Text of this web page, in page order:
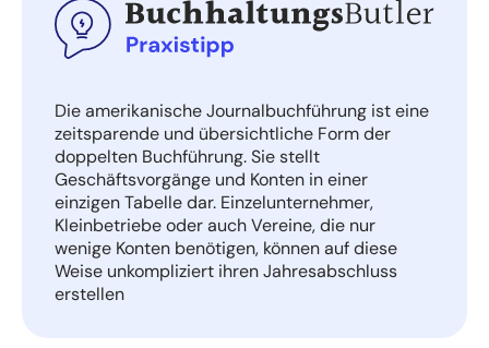
Die amerikanische Journalbuchführung ist eine
zeitsparende und übersichtliche Form der
doppelten Buchführung. Sie stellt
Geschäftsvorgänge und Konten in einer
einzigen Tabelle dar. Einzelunternehmer,
Kleinbetriebe oder auch Vereine, die nur
wenige Konten benötigen, können auf diese
Weise unkompliziert ihren Jahresabschluss
erstellen